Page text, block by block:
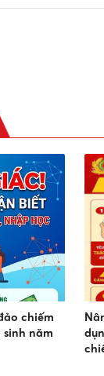
chiếm
năm